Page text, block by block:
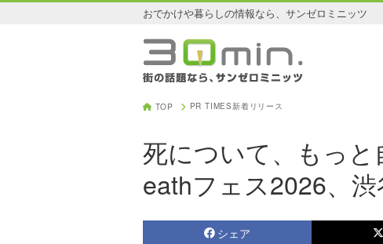
おでかけや暮らしの情報なら、サンゼロミニッツ
TOP PR TIMES新着リリース
死について、もっ
eathフェス2026、
シェア